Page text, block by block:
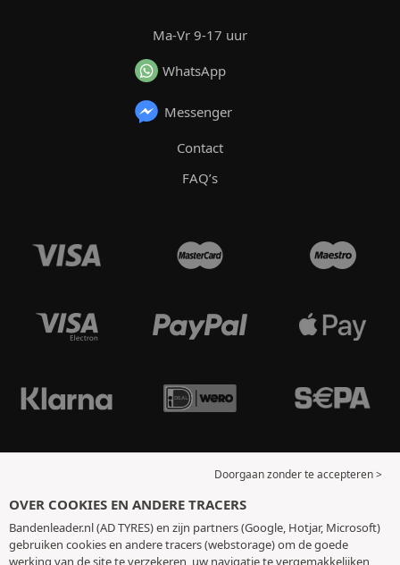
Ma-Vr 9-17 uur
WhatsApp
Messenger
Contact
FAQ’s
Doorgaan zonder te accepteren >
OVER COOKIES EN ANDERE TRACERS
Bandenleader.nl (AD TYRES) en zijn partners (Google, Hotjar, Microsoft)
gebruiken cookies en andere tracers (webstorage) om de goede
werking van de site te verzekeren, uw navigatie te vergemakkelijken,